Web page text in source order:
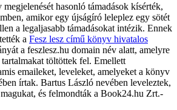
hasonló támadások kísérték,
amikor egy újságíró leleplez egy sötét
a legaljasabb támadásokat intézik. Ennek
a Fesz lesz című könyv hivatalos
a feszlesz.hu domain név alatt, amelyre
töltöttek fel. Emellett
emaileket, leveleket, amelyeket a könyv
írtak. Bartus László nevében leveleztek,
és felmondták a Book24.hu Zrt.-